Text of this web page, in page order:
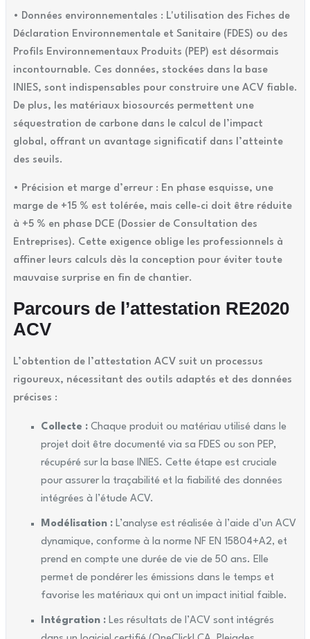
• Données environnementales : L'utilisation des Fiches de
Déclaration Environnementale et Sanitaire (FDES) ou des
Profils Environnementaux Produits (PEP) est désormais
incontournable. Ces données, stockées dans la base
INIES, sont indispensables pour construire une ACV fiable.
De plus, les matériaux biosourcés permettent une
séquestration de carbone dans le calcul de l’impact
global, offrant un avantage significatif dans l’atteinte
des seuils.
• Précision et marge d’erreur : En phase esquisse, une
marge de +15 % est tolérée, mais celle-ci doit être réduite
à +5 % en phase DCE (Dossier de Consultation des
Entreprises). Cette exigence oblige les professionnels à
affiner leurs calculs dès la conception pour éviter toute
mauvaise surprise en fin de chantier.
Parcours de l’attestation RE2020
ACV
L’obtention de l’attestation ACV suit un processus
rigoureux, nécessitant des outils adaptés et des données
précises :
Collecte :Chaque produit ou matériau utilisé dans le
projet doit être documenté via sa FDES ou son PEP,
récupéré sur la base INIES. Cette étape est cruciale
pour assurer la traçabilité et la fiabilité des données
intégrées à l’étude ACV.
Modélisation :L’analyse est réalisée à l’aide d’un ACV
dynamique, conforme à la norme NF EN 15804+A2, et
prend en compte une durée de vie de 50 ans. Elle
permet de pondérer les émissions dans le temps et
favorise les matériaux qui ont un impact initial faible.
Intégration :Les résultats de l’ACV sont intégrés